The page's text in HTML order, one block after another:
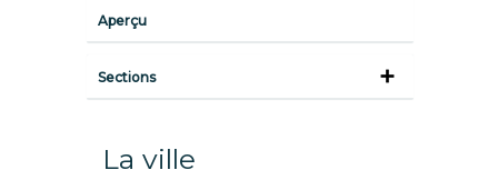
Aperçu
Sections
La ville